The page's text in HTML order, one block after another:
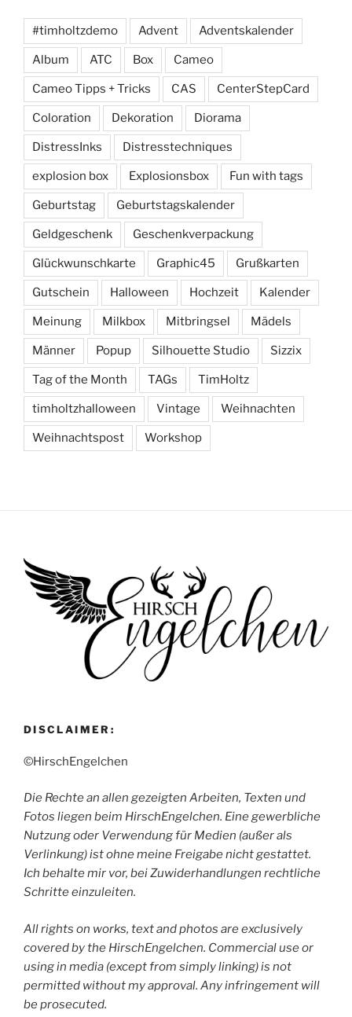
#timholtzdemo Advent Adventskalender
Album ATC Box Cameo
Cameo Tipps + Tricks CAS CenterStepCard
Coloration Dekoration Diorama
DistressInks Distresstechniques
explosion box Explosionsbox Fun with tags
Geburtstag Geburtstagskalender
Geldgeschenk Geschenkverpackung
Glückwunschkarte Graphic45 Grußkarten
Gutschein Halloween Hochzeit Kalender
Meinung Milkbox Mitbringsel Mädels
Männer Popup Silhouette Studio Sizzix
Tag of the Month TAGs TimHoltz
timholtzhalloween Vintage Weihnachten
Weihnachtspost Workshop
DISCLAIMER:
©HirschEngelchen
Die Rechte an allen gezeigten Arbeiten, Texten und
Fotos liegen beim HirschEngelchen. Eine gewerbliche
Nutzung oder Verwendung für Medien (außer als
Verlinkung) ist ohne meine Freigabe nicht gestattet.
Ich behalte mir vor, bei Zuwiderhandlungen rechtliche
Schritte einzuleiten.
All rights on works, text and photos are exclusively
covered by the HirschEngelchen. Commercial use or
using in media (except from simply linking) is not
permitted without my approval. Any infringement will
be prosecuted.